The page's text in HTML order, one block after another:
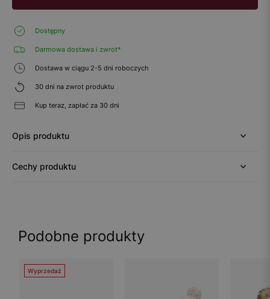
Dostępny
Darmowa dostawa i zwrot*
Dostawa w ciągu 2-5 dni roboczych
30 dni na zwrot produktu
Kup teraz, zapłać za 30 dni
Opis produktu
Cechy produktu
Podobne produkty
Wyprzedaż